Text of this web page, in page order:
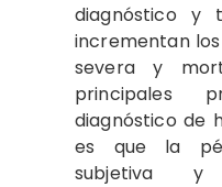
diagnóstico y
incrementan
severa y
principales
diagnóstico de
es que la
subjetiva y